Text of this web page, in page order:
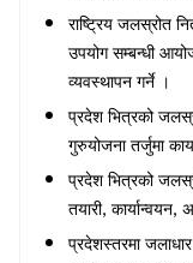
राष्ट्रिय जलस्रोत
उपयोग सम्बन्धी
व्यवस्थापन गर्ने ।
प्रदेश भित्रको
गुरुयोजना तर्जुमा
प्रदेश भित्रको
तयारी, कार्यान्वयन,
प्रदेशस्तरमा